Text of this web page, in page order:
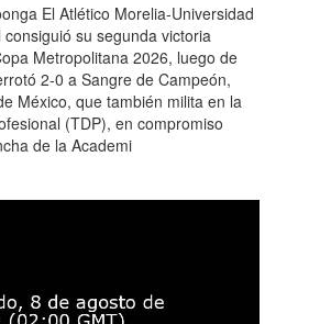
El Atlético Morelia-Universidad
su segunda victoria
Metropolitana 2026, luego de
2-0 a Sangre de Campeón,
México, que también milita en la
(TDP), en compromiso
de la Academi